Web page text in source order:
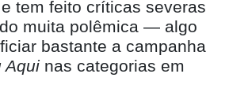
tem feito críticas severas
muita polêmica — algo
bastante a campanha
Aqui nas categorias em